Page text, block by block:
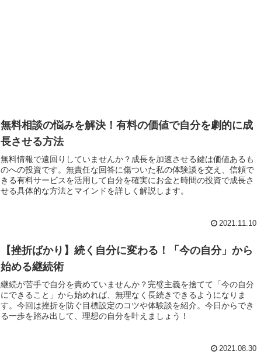
無料相談の悩みを解決！有料の価値で自分を劇的に成
長させる方法
無料情報で遠回りしていませんか？成長を加速させる鍵は価値あるも
のへの投資です。無責任な回答に傷ついた私の体験談を交え、信頼で
きる有料サービスを活用して自分を確実にお金と時間の投資で成長さ
せる具体的な方法とマインドを詳しく解説します。
2021.11.10
【挫折ばかり】続く自分に変わる！「今の自分」から
始める継続術
継続が苦手で自分を責めていませんか？完璧主義を捨てて「今の自分
にできること」から始めれば、無理なく長続きできるようになりま
す。今回は挫折を防ぐ目標設定のコツや体験談を紹介。今日からでき
る一歩を踏み出して、理想の自分を叶えましょう！
2021.08.30